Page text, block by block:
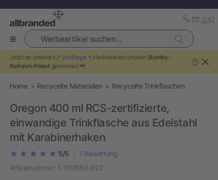
Werbeartikel suchen...
Jetzt an unserer 👉 Umfrage👈 teilnehmen und ein Stanley-
Refresh-Paket gewinnen! 📢
?
Home Recycelte Materialien Recycelte Trinkflaschen
Oregon 400 ml RCS-zertifizierte,
einwandige Trinkflasche aus Edelstahl
mit Karabinerhaken
5/5 1 Bewertung
Artikelnummer: 1-100860-023